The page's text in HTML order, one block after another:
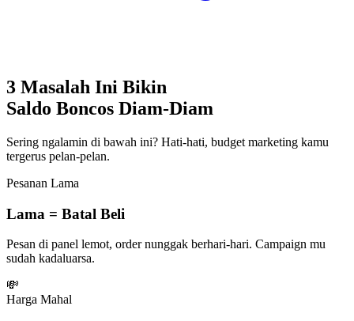
3 Masalah Ini Bikin
Saldo Boncos Diam-Diam
Sering ngalamin di bawah ini? Hati-hati, budget marketing kamu
tergerus pelan-pelan.
Pesanan Lama
Lama = Batal Beli
Pesan di panel lemot, order nunggak berhari-hari. Campaign mu
sudah kadaluarsa.
💸
Harga Mahal